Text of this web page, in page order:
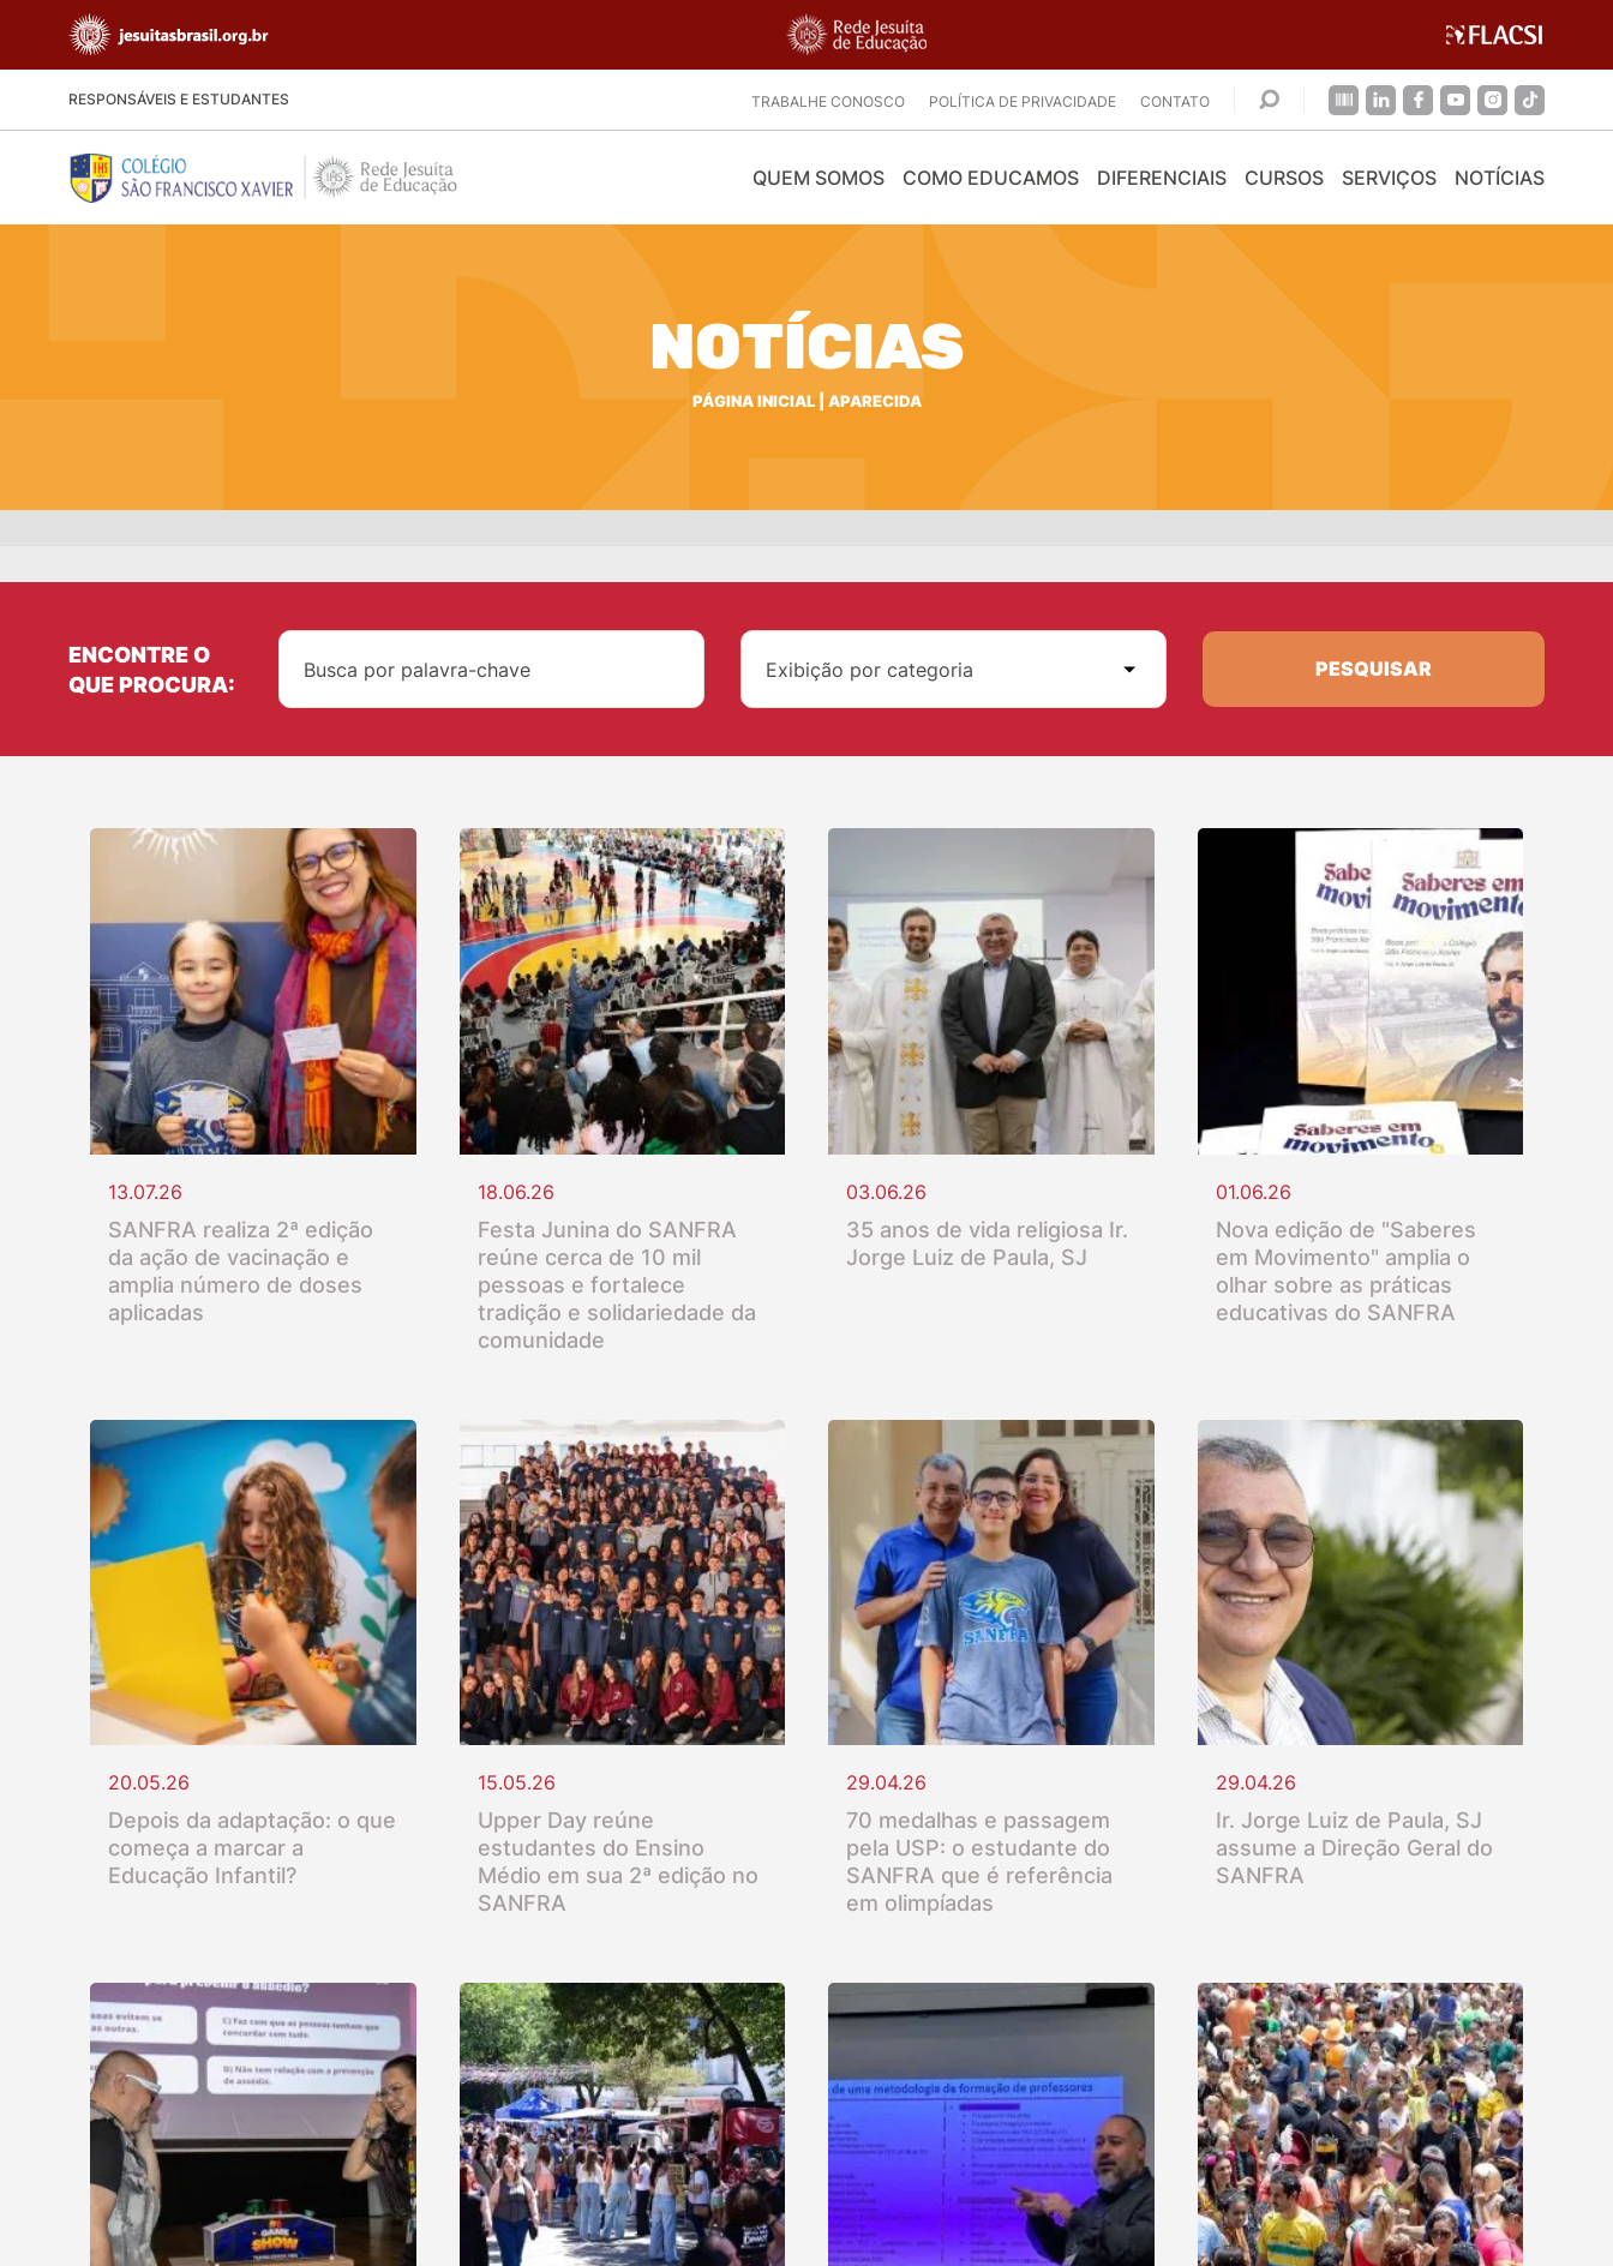
RESPONSÁVEIS E ESTUDANTES TRABALHE CONOSCO POLÍTICA DE PRIVACIDADE CONTATO
QUEM SOMOS COMO EDUCAMOS DIFERENCIAIS CURSOS SERVIÇOS NOTÍCIAS
NOTÍCIAS
PÁGINA INICIAL| APARECIDA
ENCONTRE O
QUE PROCURA:
Exibição por categoria PESQUISAR
13.07.26
SANFRA realiza 2ª edição
da ação de vacinação e
amplia número de doses
aplicadas
18.06.26
Festa Junina do SANFRA
reúne cerca de 10 mil
pessoas e fortalece
tradição e solidariedade da
comunidade
03.06.26
35 anos de vida religiosa Ir.
Jorge Luiz de Paula, SJ
01.06.26
Nova edição de "Saberes
em Movimento" amplia o
olhar sobre as práticas
educativas do SANFRA
20.05.26
Depois da adaptação: o que
começa a marcar a
Educação Infantil?
15.05.26
Upper Day reúne
estudantes do Ensino
Médio em sua 2ª edição no
SANFRA
29.04.26
70 medalhas e passagem
pela USP: o estudante do
SANFRA que é referência
em olimpíadas
29.04.26
Ir. Jorge Luiz de Paula, SJ
assume a Direção Geral do
SANFRA